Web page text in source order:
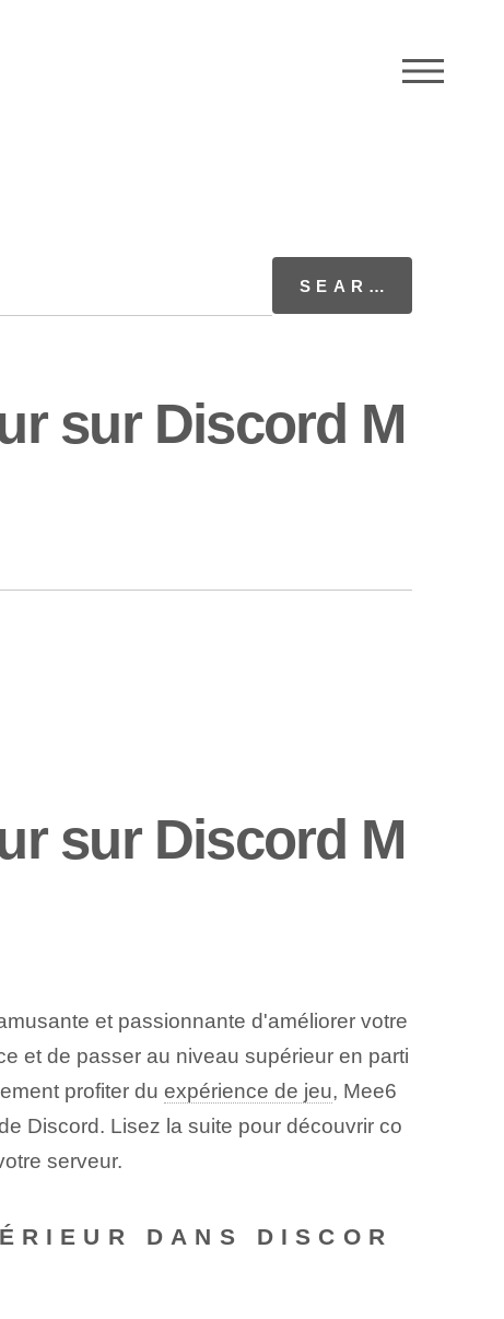
sur Discord M
sur Discord M
et passionnante d'améliorer votre
et de passer au niveau supérieur en parti
profiter du expérience de jeu, Mee6
Discord. Lisez la suite pour découvrir co
serveur.
DANS DISCOR